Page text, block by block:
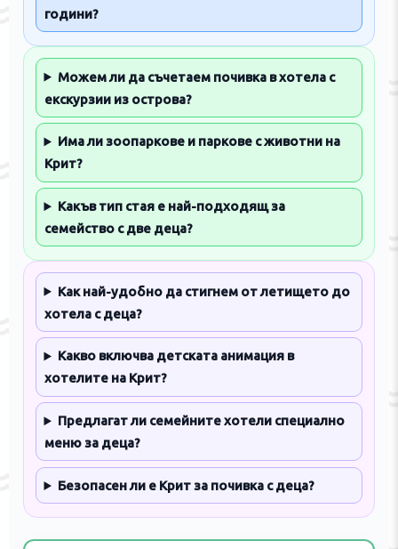
години?
Можем ли да съчетаем почивка в хотела с
екскурзии из острова?
Има ли зоопаркове и паркове с животни на
Крит?
Какъв тип стая е най-подходящ за
семейство с две деца?
Как най-удобно да стигнем от летището до
хотела с деца?
Какво включва детската анимация в
хотелите на Крит?
Предлагат ли семейните хотели специално
меню за деца?
Безопасен ли е Крит за почивка с деца?